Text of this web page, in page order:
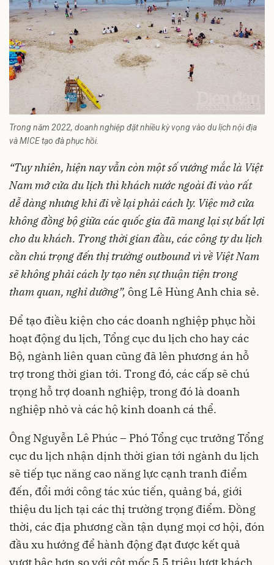
Trong năm 2022, doanh nghiệp đặt nhiều kỳ vọng vào du lịch nội địa
và MICE tạo đà phục hồi.
“Tuy nhiên, hiện nay vẫn còn một số vướng mắc là Việt
Nam mở cửa du lịch thì khách nước ngoài đi vào rất
dễ dàng nhưng khi đi về lại phải cách ly. Việc mở cửa
không đồng bộ giữa các quốc gia đã mang lại sự bất lợi
cho du khách. Trong thời gian đầu, các công ty du lịch
cần chú trọng đến thị trường outbound vì về Việt Nam
sẽ không phải cách ly tạo nên sự thuận tiện trong
tham quan, nghỉ dưỡng”, ông Lê Hùng Anh chia sẻ.
Để tạo điều kiện cho các doanh nghiệp phục hồi
hoạt động du lịch, Tổng cục du lịch cho hay các
Bộ, ngành liên quan cũng đã lên phương án hỗ
trợ trong thời gian tới. Trong đó, các cấp sẽ chú
trọng hỗ trợ doanh nghiệp, trong đó là doanh
nghiệp nhỏ và các hộ kinh doanh cá thể.
Ông Nguyễn Lê Phúc – Phó Tổng cục trưởng Tổng
cục du lịch nhận dịnh thời gian tới ngành du lịch
sẽ tiếp tục năng cao năng lực cạnh tranh điểm
đến, đổi mới công tác xúc tiến, quảng bá, giới
thiệu du lịch tại các thị trường trọng điểm. Đồng
thời, các địa phương cần tận dụng mọi cơ hội, đón
đầu xu hướng để hành động đạt được kết quả